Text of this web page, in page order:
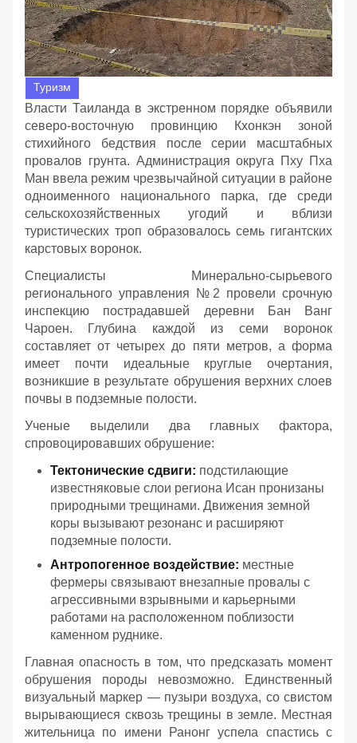
Туризм
Власти Таиланда в экстренном порядке объявили
северо-восточную провинцию Кхонкэн зоной
стихийного бедствия после серии масштабных
провалов грунта. Администрация округа Пху Пха
Ман ввела режим чрезвычайной ситуации в районе
одноименного национального парка, где среди
сельскохозяйственных угодий и вблизи
туристических троп образовалось семь гигантских
карстовых воронок.
Специалисты Минерально-сырьевого
регионального управления №2 провели срочную
инспекцию пострадавшей деревни Бан Ванг
Чароен. Глубина каждой из семи воронок
составляет от четырех до пяти метров, а форма
имеет почти идеальные круглые очертания,
возникшие в результате обрушения верхних слоев
почвы в подземные полости.
Ученые выделили два главных фактора,
спровоцировавших обрушение:
Тектонические сдвиги: подстилающие
известняковые слои региона Исан пронизаны
природными трещинами. Движения земной
коры вызывают резонанс и расширяют
подземные полости.
Антропогенное воздействие: местные
фермеры связывают внезапные провалы с
агрессивными взрывными и карьерными
работами на расположенном поблизости
каменном руднике.
Главная опасность в том, что предсказать момент
обрушения породы невозможно. Единственный
визуальный маркер — пузыри воздуха, со свистом
вырывающиеся сквозь трещины в земле. Местная
жительница по имени Ранонг успела спастись с